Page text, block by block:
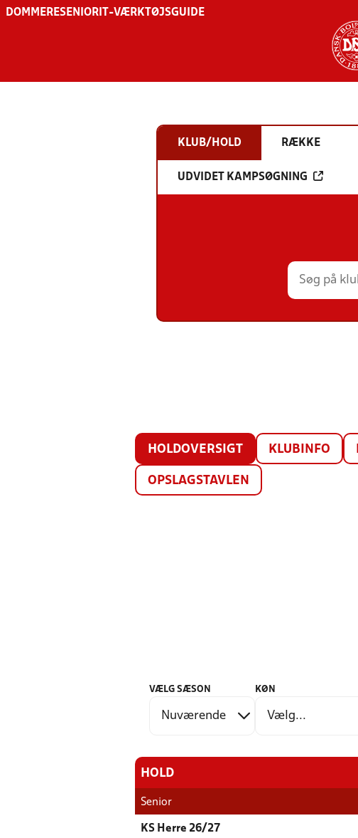
DOMMERESENIOR IT-VÆRKTØJSGUIDE
KLUB/HOLD RÆKKE
UDVIDET KAMPSØGNING
HOLDOVERSIGT KLUBINFO
OPSLAGSTAVLEN
VÆLG SÆSON KØN
HOLD
Senior
KS Herre 26/27